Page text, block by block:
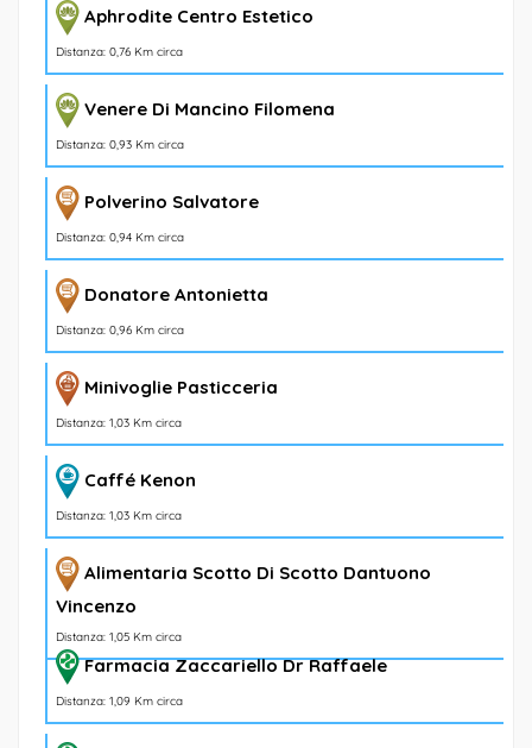
Aphrodite Centro Estetico
Distanza: 0,76 Km circa
Venere Di Mancino Filomena
Distanza: 0,93 Km circa
Polverino Salvatore
Distanza: 0,94 Km circa
Donatore Antonietta
Distanza: 0,96 Km circa
Minivoglie Pasticceria
Distanza: 1,03 Km circa
Caffé Kenon
Distanza: 1,03 Km circa
Alimentaria Scotto Di Scotto Dantuono
Vincenzo
Distanza: 1,05 Km circa
Farmacia Zaccariello Dr Raffaele
Distanza: 1,09 Km circa